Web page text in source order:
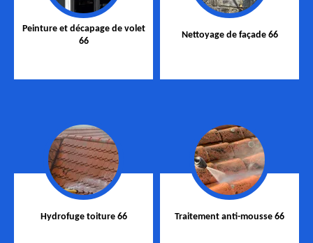
Peinture et décapage de volet
66
Nettoyage de façade 66
Hydrofuge toiture 66 Traitement anti-mousse 66